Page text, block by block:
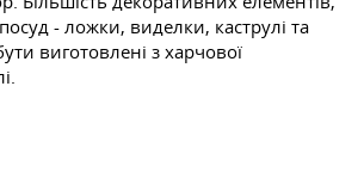
- ложки, виделки, каструлі та
виготовлені з харчової